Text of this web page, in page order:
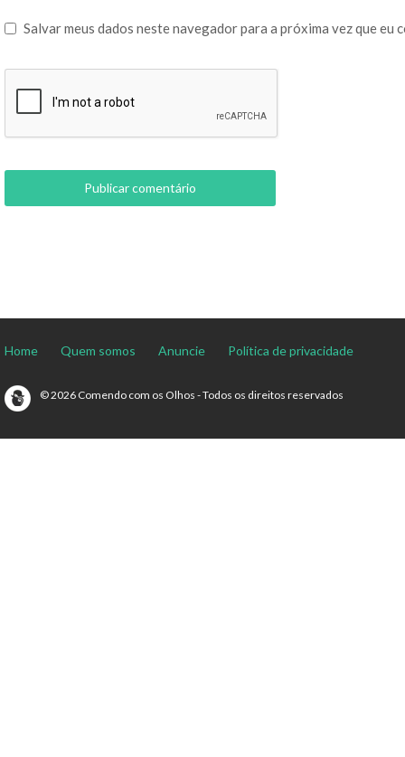
Salvar meus dados neste navegador para a próxima vez que eu
Home Quem somos Anuncie Política de privacidade
© 2026 Comendo com os Olhos - Todos os direitos reservados